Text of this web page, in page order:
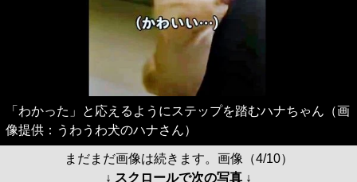
「わかった」と応えるようにステップを踏むハナちゃん（画
像提供：うわうわ犬のハナさん）
まだまだ画像は続きます。画像（4/10）
↓ スクロールで次の写真 ↓